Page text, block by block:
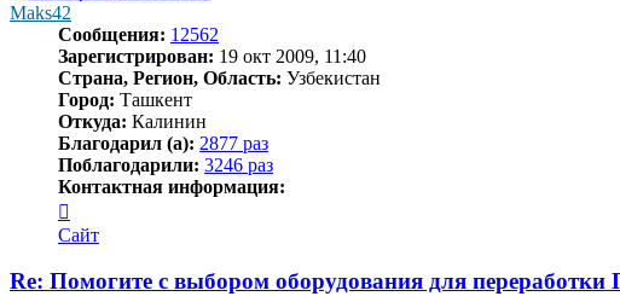
Maks42
Сообщения: 12562
Зарегистрирован: 19 окт 2009, 11:40
Страна, Регион, Область: Узбекистан
Город: Ташкент
Откуда: Калинин
Благодарил (а): 2877 раз
Поблагодарили: 3246 раз
Контактная информация:
информация
пользователя
Сайт
Re: Помогите с выбором оборудования для